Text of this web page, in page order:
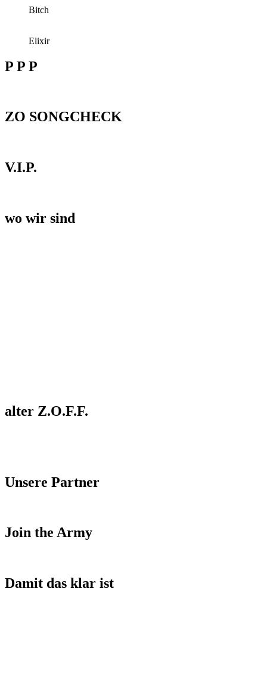
Bitch
Elixir
P P P
ZO SONGCHECK
V.I.P.
wo wir sind
alter Z.O.F.F.
Unsere Partner
Join the Army
Damit das klar ist